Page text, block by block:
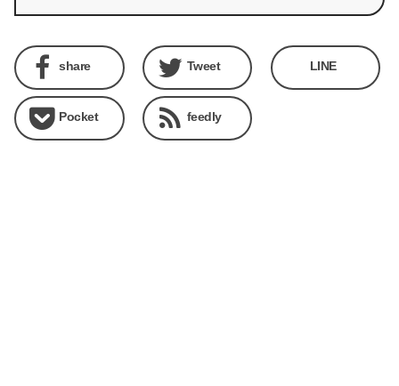
share Tweet LINE
Pocket feedly